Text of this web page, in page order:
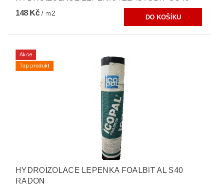
148 Kč/ m2
Akce
Top produkt
HYDROIZOLACE LEPENKA FOALBIT AL S40
RADON